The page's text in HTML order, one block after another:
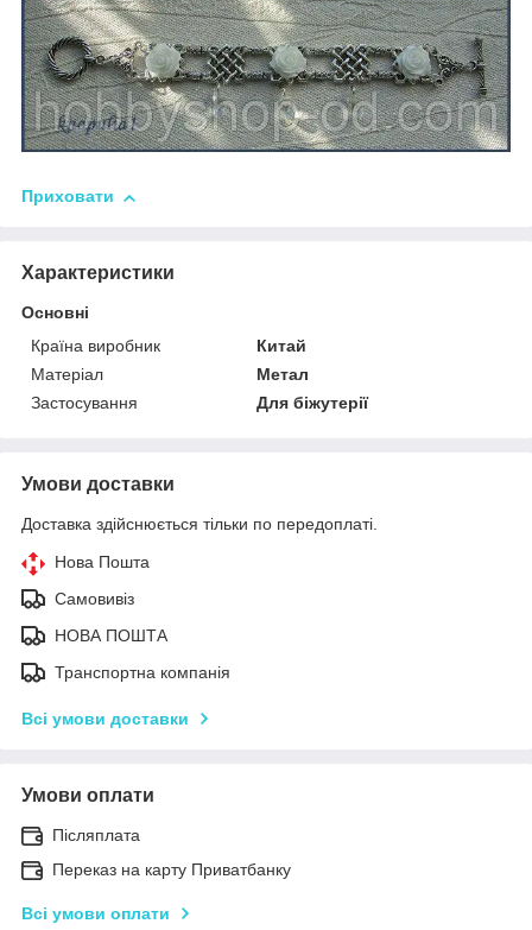
Приховати
Характеристики
Основні
Країна виробник
Китай
Матеріал
Метал
Застосування
Для біжутерії
Умови доставки
Доставка здійснюється тільки по передоплаті.
Нова Пошта
Самовивіз
НОВА ПОШТА
Транспортна компанія
Всі умови доставки
Умови оплати
Післяплата
Переказ на карту Приватбанку
Всі умови оплати